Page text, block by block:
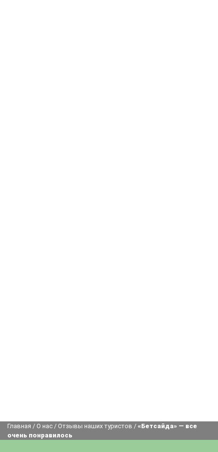
Главная / О нас / Отзывы наших туристов / «Бетсайда» — все
очень понравилось